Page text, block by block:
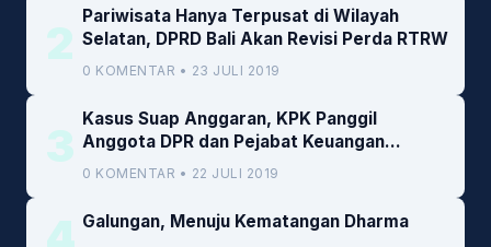
2
Pariwisata Hanya Terpusat di Wilayah
Selatan, DPRD Bali Akan Revisi Perda RTRW
0 KOMENTAR • 23 JULI 2019
3
Kasus Suap Anggaran, KPK Panggil
Anggota DPR dan Pejabat Keuangan
Kemenkeu
0 KOMENTAR • 22 JULI 2019
Galungan, Menuju Kematangan Dharma